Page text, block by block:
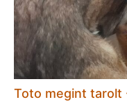
Toto megint tarolt